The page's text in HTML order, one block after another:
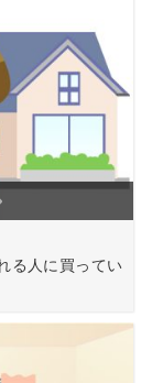
る人に買ってい